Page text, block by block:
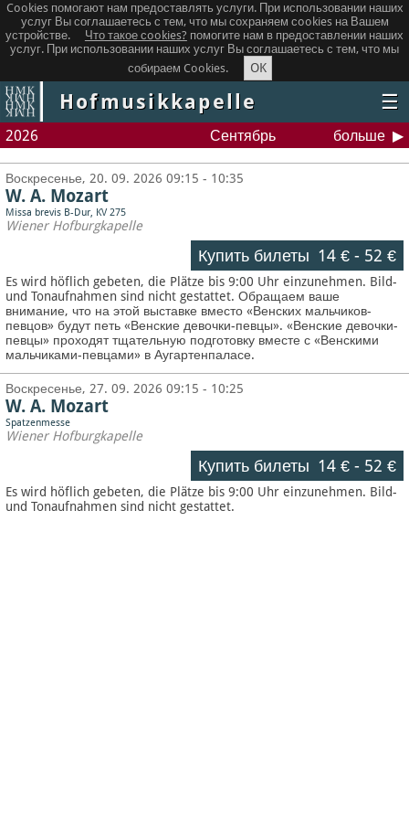
Cookies помогают нам предоставлять услуги. При использовании наших
услуг Вы соглашаетесь с тем, что мы сохраняем сookies на Вашем
устройстве.
Что такое сookies? помогите нам в предоставлении наших
услуг. При использовании наших услуг Вы соглашаетесь с тем, что мы
собираем Cookies.
OK
Hofmusikkapelle ☰
2026 Сентябрь больше
Воскресенье, 20. 09. 2026 09:15 - 10:35
W. A. Mozart
Missa brevis B-Dur, KV 275
Wiener Hofburgkapelle
Купить билеты 14 €- 52 €
Es wird höflich gebeten, die Plätze bis 9:00 Uhr einzunehmen. Bild-
und Tonaufnahmen sind nicht gestattet.Обращаем ваше
внимание, что на этой выставке вместо «Венских мальчиков-
певцов» будут петь «Венские девочки-певцы». «Венские девочки-
певцы» проходят тщательную подготовку вместе с «Венскими
мальчиками-певцами» в Аугартенпаласе.
Воскресенье, 27. 09. 2026 09:15 - 10:25
W. A. Mozart
Spatzenmesse
Wiener Hofburgkapelle
Купить билеты 14 €- 52 €
Es wird höflich gebeten, die Plätze bis 9:00 Uhr einzunehmen. Bild-
und Tonaufnahmen sind nicht gestattet.